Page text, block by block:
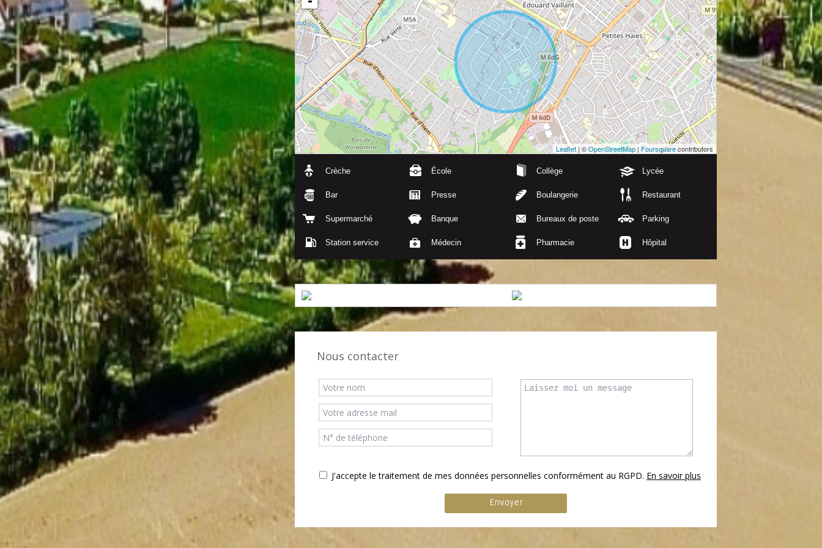
Leaflet | ©OpenStreetMap | Foursquarecontributors
Crèche École Collège Lycée
Bar Presse Boulangerie Restaurant
Supermarché Banque Bureaux de poste Parking
Station service Médecin Pharmacie Hôpital
Nous contacter
J'accepte le traitement de mes données personnelles conformément au RGPD. En savoir plus